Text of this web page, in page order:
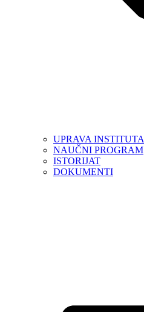
UPRAVA INSTITUTA
NAUČNI PROGRAM
ISTORIJAT
DOKUMENTI